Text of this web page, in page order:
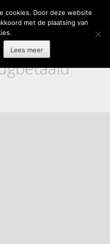
cookies. Door deze website
met de plaatsing van
Lees meer